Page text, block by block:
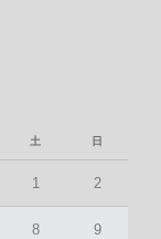
土 日
1 2
8 9